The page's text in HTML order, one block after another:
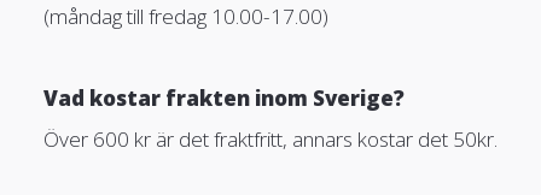
(måndag till fredag 10.00-17.00)
Vad kostar frakten inom Sverige?
Över 600 kr är det fraktfritt, annars kostar det 50kr.